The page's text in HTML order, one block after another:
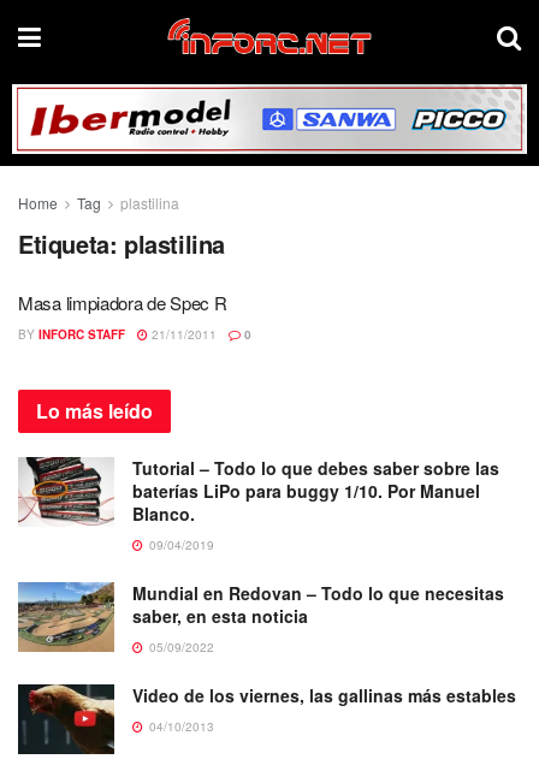
Home Tag plastilina
Etiqueta: plastilina
Masa limpiadora de Spec R
BY INFORC STAFF 21/11/2011 0
Lo más leído
Tutorial – Todo lo que debes saber sobre las
baterías LiPo para buggy 1/10. Por Manuel
Blanco.
09/04/2019
Mundial en Redovan – Todo lo que necesitas
saber, en esta noticia
05/09/2022
Video de los viernes, las gallinas más estables
04/10/2013